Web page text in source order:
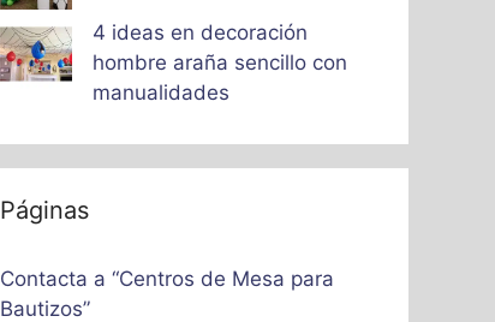
4 ideas en decoración
hombre araña sencillo con
manualidades
Páginas
Contacta a “Centros de Mesa para
Bautizos”